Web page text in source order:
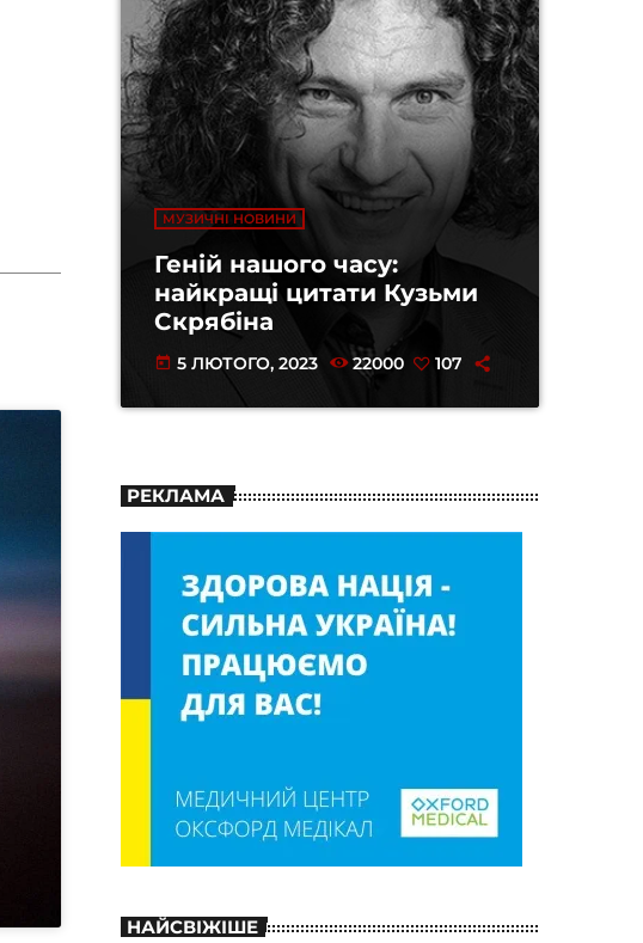
МУЗИЧНІ НОВИНИ
Геній нашого часу:
найкращі цитати Кузьми
Скрябіна
today 5 ЛЮТОГО, 2023 22000 107
РЕКЛАМА
НАЙСВІЖІШЕ